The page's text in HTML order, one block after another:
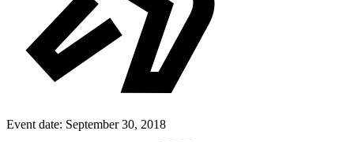
Event date: September 30, 2018